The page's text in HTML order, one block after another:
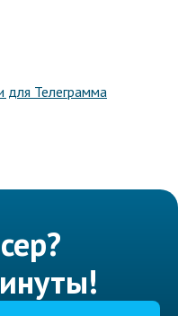
для Телеграмма